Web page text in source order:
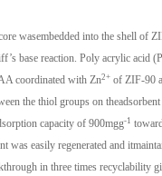
wasembedded into the shell of
base reaction. Poly acrylic acid
coordinated with Zn2+ of ZIF-90
the thiol groups on
capacity of 900mgg-1
was easily regenerated and
in three times recyclability